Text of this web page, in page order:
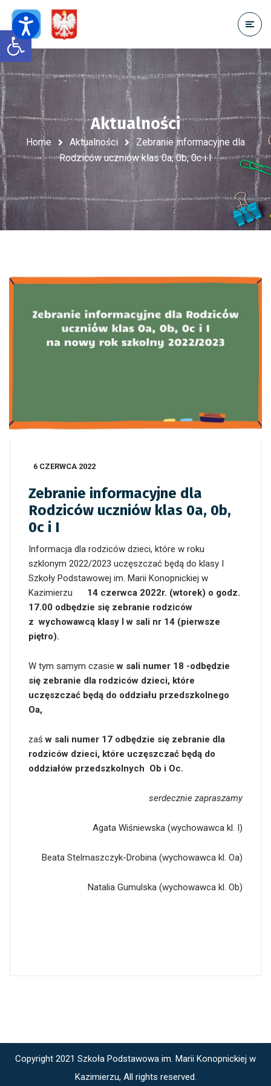
Open toolbar
Aktualności
Home Aktualności
Zebranie informacyjne dla
Rodziców uczniów klas 0a, 0b, 0c i I
6 CZERWCA 2022
Zebranie informacyjne dla
Rodziców uczniów klas 0a, 0b,
0c i I
Informacja dla rodziców dzieci, które w roku
szklonym 2022/2023 uczęszczać będą do klasy I
Szkoły Podstawowej im. Marii Konopnickiej w
Kazimierzu 14 czerwca 2022r. (wtorek) o godz.
17.00 odbędzie się zebranie rodziców
z wychowawcą klasy I w sali nr 14 (pierwsze
piętro).
W tym samym czasiew sali numer 18 -odbędzie
się zebranie dla rodziców dzieci, które
uczęszczać będą do oddziału przedszkolnego
Oa,
zaśw sali numer 17 odbędzie się zebranie dla
rodziców dzieci, które uczęszczać będą do
oddziałów przedszkolnych Ob i Oc.
serdecznie zapraszamy
Agata Wiśniewska (wychowawca kl. I)
Beata Stelmaszczyk-Drobina (wychowawca kl. Oa)
Natalia Gumulska (wychowawca kl. Ob)
Copyright 2021 Szkoła Podstawowa im. Marii Konopnickiej w
Kazimierzu, All rights reserved.